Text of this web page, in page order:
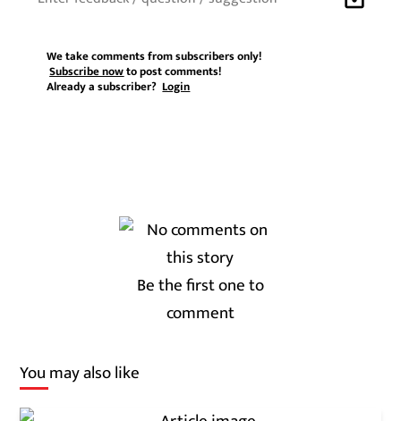
We take comments from subscribers only!
Subscribe nowto post comments!
Already a subscriber?Login
Be the first one to
comment
You may also like